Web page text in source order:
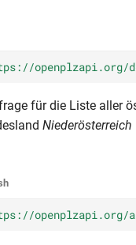
openplzapi.org/
für die Liste aller
Niederösterreich
openplzapi.org/